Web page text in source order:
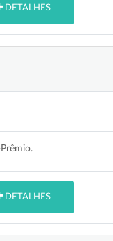
DETALHES
DETALHES